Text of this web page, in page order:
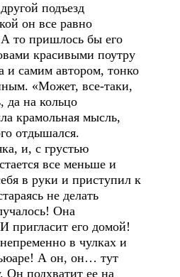
подъезд
он все равно
то пришлось бы его
красивыми поутру
и самим автором, тонко
«Может, все-таки,
на кольцо
крамольная мысль,
отдышался.
и, с грустью
все меньше и
в руки и приступил к
не делать
Она
пригласит его домой!
в чулках и
А он, он… тут
Он подхватит ее на